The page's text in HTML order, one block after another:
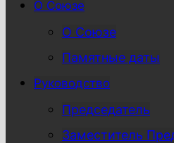
О Союзе
О Союзе
Памятные даты
Руководство
Председатель
Заместитель